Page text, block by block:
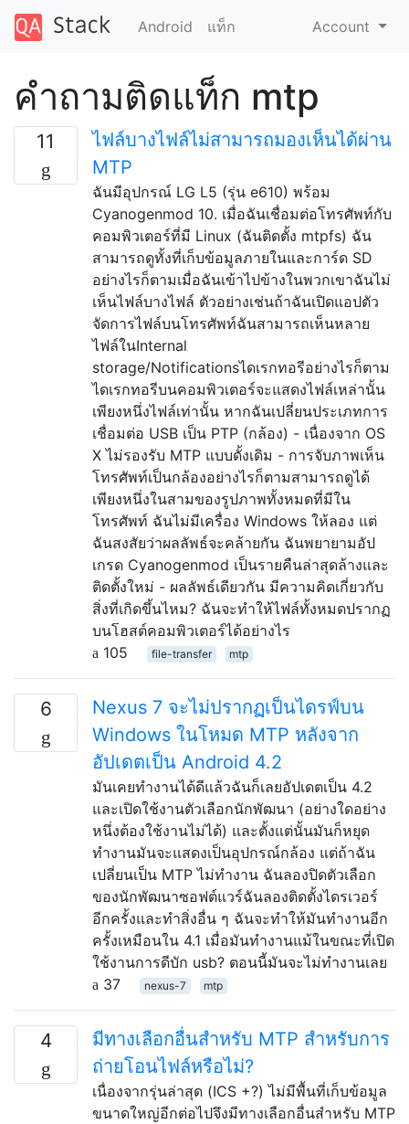
Android แท็ก Account
คำถามติดแท็ก mtp
11
ไฟล์บางไฟล์ไม่สามารถมองเห็นได้ผ่าน
MTP
ฉันมีอุปกรณ์ LG L5 (รุ่น e610) พร้อม
Cyanogenmod 10. เมื่อฉันเชื่อมต่อโทรศัพท์กับ
คอมพิวเตอร์ที่มี Linux (ฉันติดตั้ง mtpfs) ฉัน
สามารถดูทั้งที่เก็บข้อมูลภายในและการ์ด SD
อย่างไรก็ตามเมื่อฉันเข้าไปข้างในพวกเขาฉันไม่
เห็นไฟล์บางไฟล์ ตัวอย่างเช่นถ้าฉันเปิดแอปตัว
จัดการไฟล์บนโทรศัพท์ฉันสามารถเห็นหลาย
ไฟล์ในInternal
storage/Notificationsไดเรกทอรีอย่างไรก็ตาม
ไดเรกทอรีบนคอมพิวเตอร์จะแสดงไฟล์เหล่านั้น
เพียงหนึ่งไฟล์เท่านั้น หากฉันเปลี่ยนประเภทการ
เชื่อมต่อ USB เป็น PTP (กล้อง) - เนื่องจาก OS
X ไม่รองรับ MTP แบบดั้งเดิม - การจับภาพเห็น
โทรศัพท์เป็นกล้องอย่างไรก็ตามสามารถดูได้
เพียงหนึ่งในสามของรูปภาพทั้งหมดที่มีใน
โทรศัพท์ ฉันไม่มีเครื่อง Windows ให้ลอง แต่
ฉันสงสัยว่าผลลัพธ์จะคล้ายกัน ฉันพยายามอัป
เกรด Cyanogenmod เป็นรายคืนล่าสุดล้างและ
ติดตั้งใหม่ - ผลลัพธ์เดียวกัน มีความคิดเกี่ยวกับ
สิ่งที่เกิดขึ้นไหม? ฉันจะทำให้ไฟล์ทั้งหมดปรากฏ
บนโฮสต์คอมพิวเตอร์ได้อย่างไร
105
file-transfer mtp
6
Nexus 7 จะไม่ปรากฏเป็นไดรฟ์บน
Windows ในโหมด MTP หลังจาก
อัปเดตเป็น Android 4.2
มันเคยทำงานได้ดีแล้วฉันก็เลยอัปเดตเป็น 4.2
และเปิดใช้งานตัวเลือกนักพัฒนา (อย่างใดอย่าง
หนึ่งต้องใช้งานไม่ได้) และตั้งแต่นั้นมันก็หยุด
ทำงานมันจะแสดงเป็นอุปกรณ์กล้อง แต่ถ้าฉัน
เปลี่ยนเป็น MTP ไม่ทำงาน ฉันลองปิดตัวเลือก
ของนักพัฒนาซอฟต์แวร์ฉันลองติดตั้งไดรเวอร์
อีกครั้งและทำสิ่งอื่น ๆ ฉันจะทำให้มันทำงานอีก
ครั้งเหมือนใน 4.1 เมื่อมันทำงานแม้ในขณะที่เปิด
ใช้งานการดีบัก usb? ตอนนี้มันจะไม่ทำงานเลย
37
nexus-7 mtp
4
มีทางเลือกอื่นสำหรับ MTP สำหรับการ
ถ่ายโอนไฟล์หรือไม่?
เนื่องจากรุ่นล่าสุด (ICS +?) ไม่มีพื้นที่เก็บข้อมูล
ขนาดใหญ่อีกต่อไปจึงมีทางเลือกอื่นสำหรับ MTP